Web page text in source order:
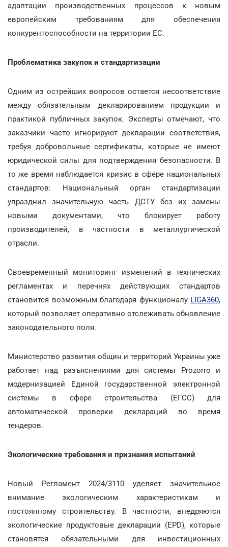
адаптации производственных процессов к новым
европейским требованиям для обеспечения
конкурентоспособности на территории ЕС.
Проблематика закупок и стандартизации
Одним из острейших вопросов остается несоответствие
между обязательным декларированием продукции и
практикой публичных закупок. Эксперты отмечают, что
заказчики часто игнорируют декларации соответствия,
требуя добровольные сертификаты, которые не имеют
юридической силы для подтверждения безопасности. В
то же время наблюдается кризис в сфере национальных
стандартов: Национальный орган стандартизации
упразднил значительную часть ДСТУ без их замены
новыми документами, что блокирует работу
производителей, в частности в металлургической
отрасли.
Своевременный мониторинг изменений в технических
регламентах и перечнях действующих стандартов
становится возможным благодаря функционалу LIGA360,
который позволяет оперативно отслеживать обновление
законодательного поля.
Министерство развития общин и территорий Украины уже
работает над разъяснениями для системы Prozorro и
модернизацией Единой государственной электронной
системы в сфере строительства (ЕГСС) для
автоматической проверки деклараций во время
тендеров.
Экологические требования и признания испытаний
Новый Регламент 2024/3110 уделяет значительное
внимание экологическим характеристикам и
постоянному строительству. В частности, внедряются
экологические продуктовые декларации (EPD), которые
становятся обязательными для инвестиционных